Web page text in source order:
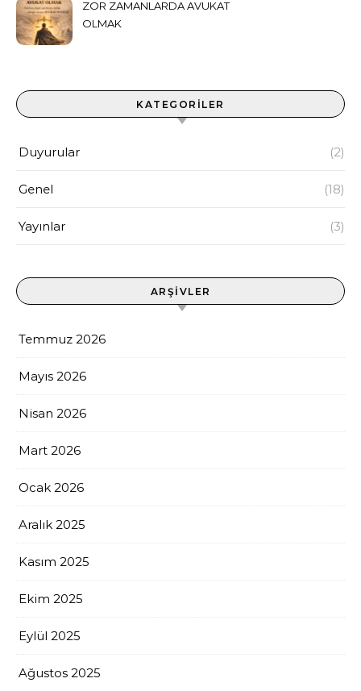
ZOR ZAMANLARDA AVUKAT
OLMAK
KATEGORILER
Duyurular (2)
Genel (18)
Yayınlar (3)
ARŞIVLER
Temmuz 2026
Mayıs 2026
Nisan 2026
Mart 2026
Ocak 2026
Aralık 2025
Kasım 2025
Ekim 2025
Eylül 2025
Ağustos 2025